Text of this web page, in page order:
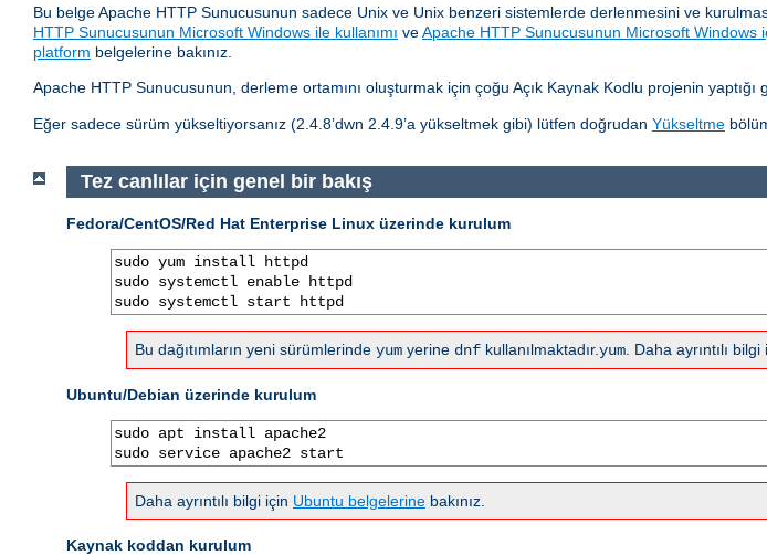
Bu belge Apache HTTP Sunucusunun sadece Unix ve Unix benzeri sistemlerde derlenmesini ve
HTTP Sunucusunun Microsoft Windows ile kullanımı veApache HTTP Sunucusunun Microsoft Windows
platform belgelerine bakınız.
Apache HTTP Sunucusunun, derleme ortamını oluşturmak için çoğu Açık Kaynak Kodlu projenin yaptığı
Eğer sadece sürüm yükseltiyorsanız (2.4.8’dwn 2.4.9’a yükseltmek gibi) lütfen doğrudan Yükseltme
Tez canlılar için genel bir bakış
Fedora/CentOS/Red Hat Enterprise Linux üzerinde kurulum
sudo yum install httpd
sudo systemctl enable httpd
sudo systemctl start httpd
Bu dağıtımların yeni sürümlerinde yum yerine dnf kullanılmaktadır.yum . Daha ayrıntılı bilgi
Ubuntu/Debian üzerinde kurulum
sudo apt install apache2
sudo service apache2 start
Daha ayrıntılı bilgi için Ubuntu belgelerine bakınız.
Kaynak koddan kurulum